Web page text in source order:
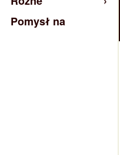
Pomysł na